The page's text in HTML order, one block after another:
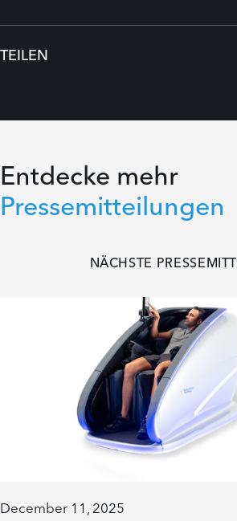
TEILEN
Entdecke mehr
Pressemitteilungen
NÄCHSTE
December 11, 2025